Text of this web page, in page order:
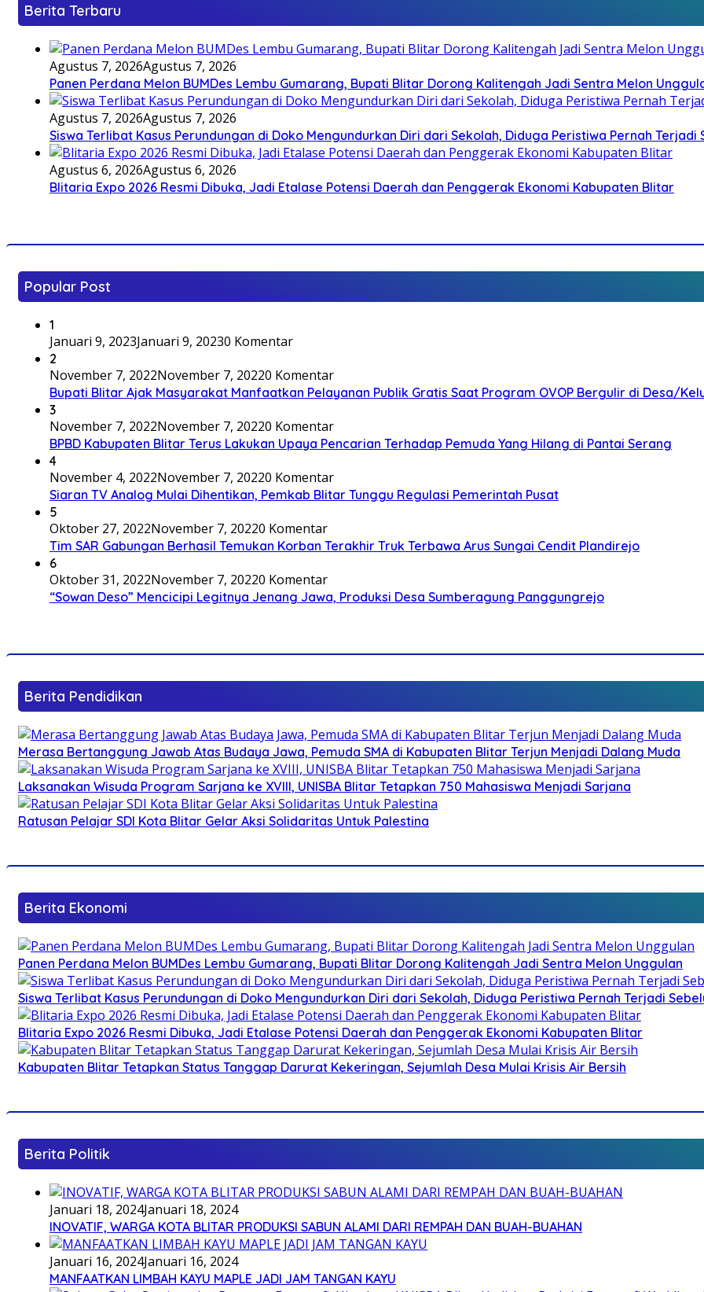
Berita Terbaru
Agustus 7, 2026Agustus 7, 2026
Panen Perdana Melon BUMDes Lembu Gumarang, Bupati Blitar Dorong Kalitengah Jadi Sentra Melon
Agustus 7, 2026Agustus 7, 2026
Siswa Terlibat Kasus Perundungan di Doko Mengundurkan Diri dari Sekolah, Diduga Peristiwa Pernah Terjadi
Agustus 6, 2026Agustus 6, 2026
Blitaria Expo 2026 Resmi Dibuka, Jadi Etalase Potensi Daerah dan Penggerak Ekonomi Kabupaten Blitar
Popular Post
1
Januari 9, 2023Januari 9, 20230 Komentar
2
November 7, 2022November 7, 20220 Komentar
Bupati Blitar Ajak Masyarakat Manfaatkan Pelayanan Publik Gratis Saat Program OVOP Bergulir di Desa/
3
November 7, 2022November 7, 20220 Komentar
BPBD Kabupaten Blitar Terus Lakukan Upaya Pencarian Terhadap Pemuda Yang Hilang di Pantai Serang
4
November 4, 2022November 7, 20220 Komentar
Siaran TV Analog Mulai Dihentikan, Pemkab Blitar Tunggu Regulasi Pemerintah Pusat
5
Oktober 27, 2022November 7, 20220 Komentar
Tim SAR Gabungan Berhasil Temukan Korban Terakhir Truk Terbawa Arus Sungai Cendit Plandirejo
6
Oktober 31, 2022November 7, 20220 Komentar
“Sowan Deso” Mencicipi Legitnya Jenang Jawa, Produksi Desa Sumberagung Panggungrejo
Berita Pendidikan
Merasa Bertanggung Jawab Atas Budaya Jawa, Pemuda SMA di Kabupaten Blitar Terjun Menjadi Dalang Muda
Laksanakan Wisuda Program Sarjana ke XVIII, UNISBA Blitar Tetapkan 750 Mahasiswa Menjadi Sarjana
Ratusan Pelajar SDI Kota Blitar Gelar Aksi Solidaritas Untuk Palestina
Berita Ekonomi
Panen Perdana Melon BUMDes Lembu Gumarang, Bupati Blitar Dorong Kalitengah Jadi Sentra Melon Unggulan
Siswa Terlibat Kasus Perundungan di Doko Mengundurkan Diri dari Sekolah, Diduga Peristiwa Pernah Terjadi
Blitaria Expo 2026 Resmi Dibuka, Jadi Etalase Potensi Daerah dan Penggerak Ekonomi Kabupaten Blitar
Kabupaten Blitar Tetapkan Status Tanggap Darurat Kekeringan, Sejumlah Desa Mulai Krisis Air Bersih
Berita Politik
Januari 18, 2024Januari 18, 2024
INOVATIF, WARGA KOTA BLITAR PRODUKSI SABUN ALAMI DARI REMPAH DAN BUAH-BUAHAN
Januari 16, 2024Januari 16, 2024
MANFAATKAN LIMBAH KAYU MAPLE JADI JAM TANGAN KAYU